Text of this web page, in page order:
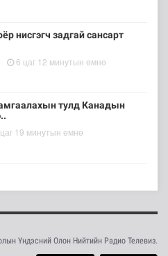
нисгэгч задгай сансарт
6 цаг 12 минутын өмнө
тулд Канадын
19 минутын өмнө
зөрчлийг E-Mongolia
Үндэсний Олон Нийтийн Радио Телевиз.